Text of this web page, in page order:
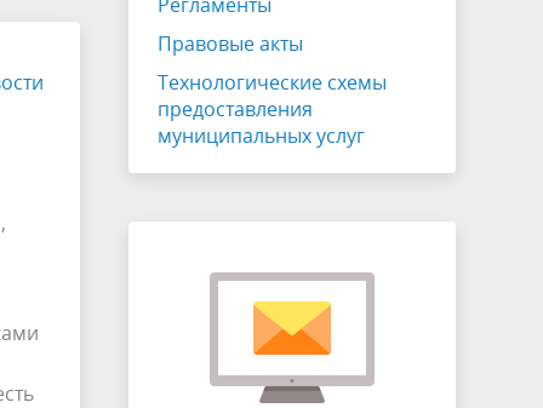
Отчет главы
Противодействие коррупции
Информация о собраниях участников
Правовые акты
Технологические схемы
предоставления
муниципальных услуг